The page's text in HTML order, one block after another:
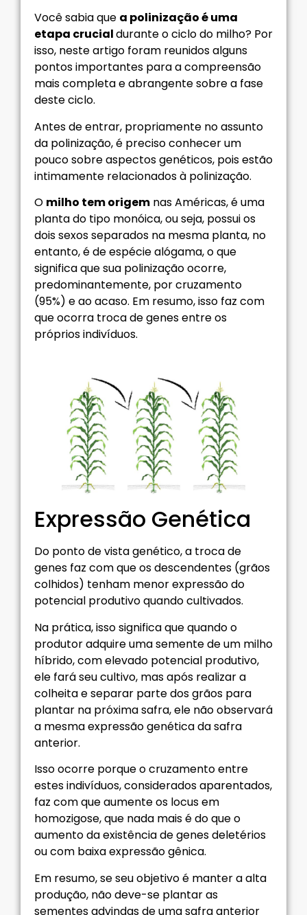
Você sabia que a polinização é uma
etapa crucialdurante o ciclo do milho? Por
isso, neste artigo foram reunidos alguns
pontos importantes para a compreensão
mais completa e abrangente sobre a fase
deste ciclo.
Antes de entrar, propriamente no assunto
da polinização, é preciso conhecer um
pouco sobre aspectos genéticos, pois estão
intimamente relacionados à polinização.
O milho tem origem nas Américas, é uma
planta do tipo monóica, ou seja, possui os
dois sexos separados na mesma planta, no
entanto, é de espécie alógama, o que
significa que sua polinização ocorre,
predominantemente, por cruzamento
(95%) e ao acaso. Em resumo, isso faz com
que ocorra troca de genes entre os
próprios indivíduos.
Expressão Genética
Do ponto de vista genético, a troca de
genes faz com que os descendentes (grãos
colhidos) tenham menor expressão do
potencial produtivo quando cultivados.
Na prática, isso significa que quando o
produtor adquire uma semente de um milho
híbrido, com elevado potencial produtivo,
ele fará seu cultivo, mas após realizar a
colheita e separar parte dos grãos para
plantar na próxima safra, ele não observará
a mesma expressão genética da safra
anterior.
Isso ocorre porque o cruzamento entre
estes indivíduos, considerados aparentados,
faz com que aumente os locus em
homozigose, que nada mais é do que o
aumento da existência de genes deletérios
ou com baixa expressão gênica.
Em resumo, se seu objetivo é manter a alta
produção, não deve-se plantar as
sementes advindas de uma safra anterior